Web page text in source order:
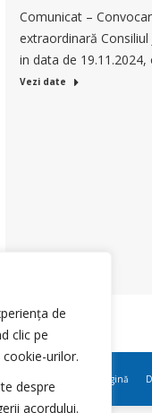
de
clic pe
urilor.
despre
acordului.
Comunicat –
extraordinară
in data de 19.11.2024,
Vezi date
Prima pagină